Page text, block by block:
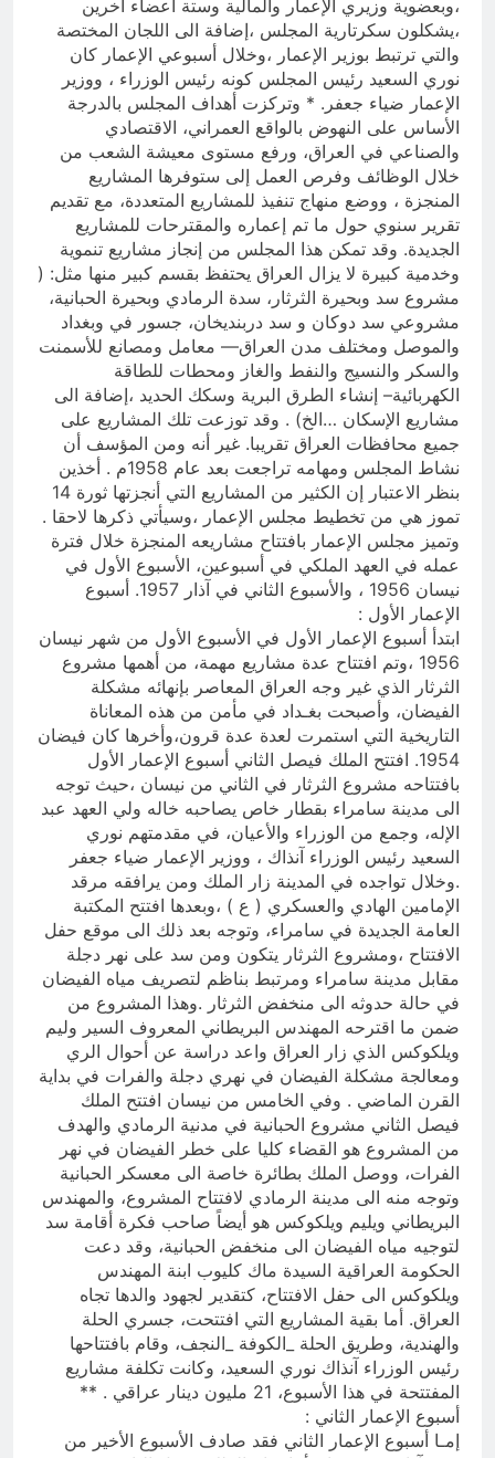
،وبعضوية وزيري الإعمار والمالية وستة أعضاء آخرين
،يشكلون سكرتارية المجلس ،إضافة الى اللجان المختصة
والتي ترتبط بوزير الإعمار ،وخلال أسبوعي الإعمار كان
نوري السعيد رئيس المجلس كونه رئيس الوزراء ، ووزير
الإعمار ضياء جعفر. * وتركزت أهداف المجلس بالدرجة
الأساس على النهوض بالواقع العمراني، الاقتصادي
والصناعي في العراق، ورفع مستوى معيشة الشعب من
خلال الوظائف وفرص العمل إلى ستوفرها المشاريع
المنجزة ، ووضع منهاج تنفيذ للمشاريع المتعددة، مع تقديم
تقرير سنوي حول ما تم إعماره والمقترحات للمشاريع
الجديدة. وقد تمكن هذا المجلس من إنجاز مشاريع تنموية
وخدمية كبيرة لا يزال العراق يحتفظ بقسم كبير منها مثل: (
مشروع سد وبحيرة الثرثار، سدة الرمادي وبحيرة الحبانية،
مشروعي سد دوكان و سد دربنديخان، جسور في وبغداد
والموصل ومختلف مدن العراق–– معامل ومصانع للأسمنت
والسكر والنسيج والنفط والغاز ومحطات للطاقة
الكهربائية– إنشاء الطرق البرية وسكك الحديد ،إضافة الى
مشاريع الإسكان …الخ) . وقد توزعت تلك المشاريع على
جميع محافظات العراق تقريبا. غير أنه ومن المؤسف أن
نشاط المجلس ومهامه تراجعت بعد عام 1958م . أخذين
بنظر الاعتبار إن الكثير من المشاريع التي أنجزتها ثورة 14
تموز هي من تخطيط مجلس الإعمار ،وسيأتي ذكرها لاحقا .
وتميز مجلس الإعمار بافتتاح مشاريعه المنجزة خلال فترة
عمله في العهد الملكي في أسبوعين، الأسبوع الأول في
نيسان 1956 ، والأسبوع الثاني في آذار 1957. أسبوع
الإعمار الأول :
ابتدأ أسبوع الإعمار الأول في الأسبوع الأول من شهر نيسان
1956 ،وتم افتتاح عدة مشاريع مهمة، من أهمها مشروع
الثرثار الذي غير وجه العراق المعاصر بإنهائه مشكلة
الفيضان، وأصبحت بغـداد في مأمن من هذه المعاناة
التاريخية التي استمرت لعدة عدة قرون،وأخرها كان فيضان
1954. افتتح الملك فيصل الثاني أسبوع الإعمار الأول
بافتتاحه مشروع الثرثار في الثاني من نيسان ،حيث توجه
الى مدينة سامراء بقطار خاص يصاحبه خاله ولي العهد عبد
الإله، وجمع من الوزراء والأعيان، في مقدمتهم نوري
السعيد رئيس الوزراء آنذاك ، ووزير الإعمار ضياء جعفر
.وخلال تواجده في المدينة زار الملك ومن يرافقه مرقد
الإمامين الهادي والعسكري ( ع ) ،وبعدها افتتح المكتبة
العامة الجديدة في سامراء، وتوجه بعد ذلك الى موقع حفل
الافتتاح ،ومشروع الثرثار يتكون ومن سد على نهر دجلة
مقابل مدينة سامراء ومرتبط بناظم لتصريف مياه الفيضان
في حالة حدوثه الى منخفض الثرثار .وهذا المشروع من
ضمن ما اقترحه المهندس البريطاني المعروف السير وليم
ويلكوكس الذي زار العراق واعد دراسة عن أحوال الري
ومعالجة مشكلة الفيضان في نهري دجلة والفرات في بداية
القرن الماضي . وفي الخامس من نيسان افتتح الملك
فيصل الثاني مشروع الحبانية في مدنية الرمادي والهدف
من المشروع هو القضاء كليا على خطر الفيضان في نهر
الفرات، ووصل الملك بطائرة خاصة الى معسكر الحبانية
وتوجه منه الى مدينة الرمادي لافتتاح المشروع، والمهندس
البريطاني ويليم ويلكوكس هو أيضاً صاحب فكرة أقامة سد
لتوجيه مياه الفيضان الى منخفض الحبانية، وقد دعت
الحكومة العراقية السيدة ماك كليوب ابنة المهندس
ويلكوكس الى حفل الافتتاح، كتقدير لجهود والدها تجاه
العراق. أما بقية المشاريع التي افتتحت، جسري الحلة
والهندية، وطريق الحلة _الكوفة _النجف، وقام بافتتاحها
رئيس الوزراء آنذاك نوري السعيد، وكانت تكلفة مشاريع
المفتتحة في هذا الأسبوع، 21 مليون دينار عراقي . **
أسبوع الإعمار الثاني :
إمـا أسبوع الإعمار الثاني فقد صادف الأسبوع الأخير من